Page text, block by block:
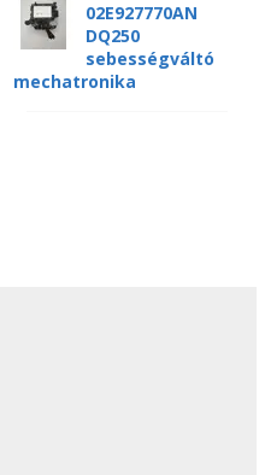
02E927770AN
DQ250
sebességváltó
mechatronika